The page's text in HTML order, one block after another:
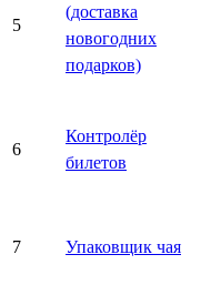
5
(доставка
новогодних
подарков)
6
Контролёр
билетов
7 Упаковщик чая